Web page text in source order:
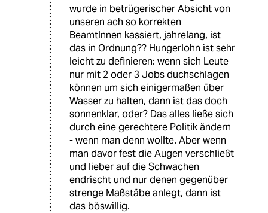
wurde in betrügerischer Absicht von
unseren ach so korrekten
BeamtInnen kassiert, jahrelang, ist
das in Ordnung?? Hungerlohn ist sehr
leicht zu definieren: wenn sich Leute
nur mit 2 oder 3 Jobs duchschlagen
können um sich einigermaßen über
Wasser zu halten, dann ist das doch
sonnenklar, oder? Das alles ließe sich
durch eine gerechtere Politik ändern
- wenn man denn wollte. Aber wenn
man davor fest die Augen verschließt
und lieber auf die Schwachen
endrischt und nur denen gegenüber
strenge Maßstäbe anlegt, dann ist
das böswillig.